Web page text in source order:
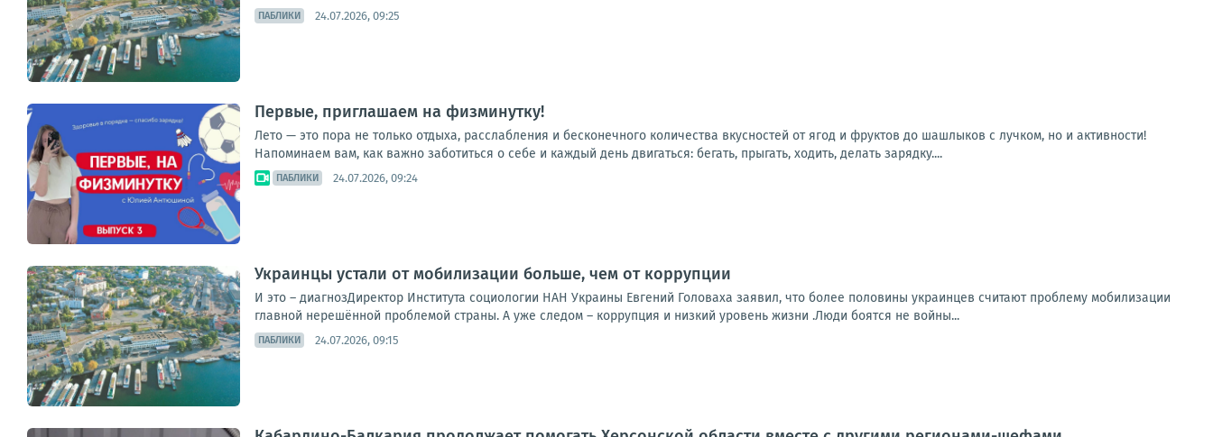
ПАБЛИКИ 24.07.2026, 09:25
Первые, приглашаем на физминутку!
Лето — это пора не только отдыха, расслабления и бесконечного количества вкусностей от ягод и фруктов до шашлыков с лучком, но и активности!
Напоминаем вам, как важно заботиться о себе и каждый день двигаться: бегать, прыгать, ходить, делать зарядку....
ПАБЛИКИ 24.07.2026, 09:24
Украинцы устали от мобилизации больше, чем от коррупции
И это – диагнозДиректор Института социологии НАН Украины Евгений Головаха заявил, что более половины украинцев считают проблему мобилизации
главной нерешённой проблемой страны. А уже следом – коррупция и низкий уровень жизни .Люди боятся не войны...
ПАБЛИКИ 24.07.2026, 09:15